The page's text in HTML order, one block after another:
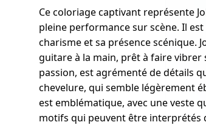
Ce coloriage captivant représente
pleine performance sur scène. Il
charisme et sa présence scénique.
guitare à la main, prêt à faire
passion, est agrémenté de détails
chevelure, qui semble légèrement
est emblématique, avec une veste
motifs qui peuvent être interprétés